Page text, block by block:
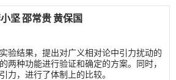
坚 邵常贵 黄保国
验结果，提出对广义相对论中引力扰动的
两种功能进行验证和确定的方案。同时，
力，进行了体制上的比较。